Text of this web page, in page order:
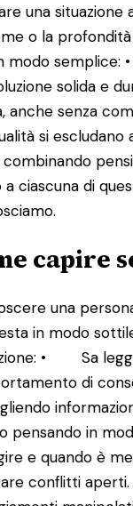
una situazione
o la
modo
solida e
anche senza
si
combinando
a ciascuna di
capire
una
in modo
• Sa
di
pensando in
e quando è
conflitti